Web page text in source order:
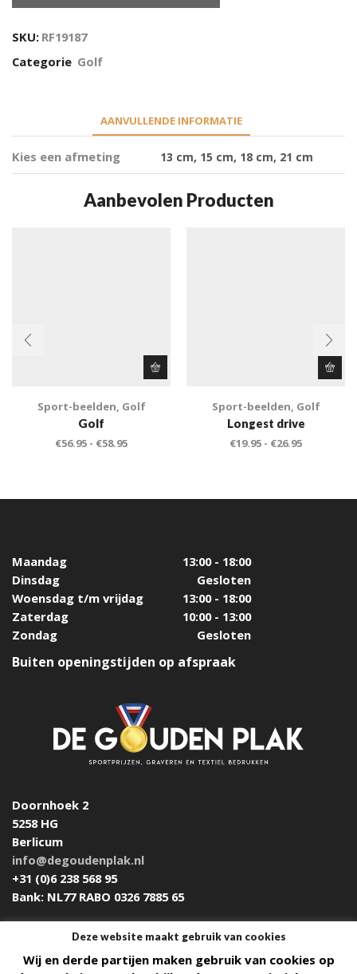
SKU: RF19187
Categorie Golf
AANVULLENDE INFORMATIE
Kies een afmeting 13 cm, 15 cm, 18 cm, 21 cm
Aanbevolen Producten
Sport-beelden, Golf
Golf
€56.95 - €58.95
Sport-beelden, Golf
Longest drive
€19.95 - €26.95
Maandag
13:00 - 18:00
Dinsdag
Gesloten
Woensdag t/m vrijdag
13:00 - 18:00
Zaterdag
10:00 - 13:00
Zondag
Gesloten
Buiten openingstijden op afspraak
Doornhoek 2
5258 HG
Berlicum
info@degoudenplak.nl
+31 (0)6 238 568 95
Bank: NL77 RABO 0326 7885 65
Design & Build by DON'T MIND
Deze website maakt gebruik van cookies
Wij en derde partijen maken gebruik van cookies op